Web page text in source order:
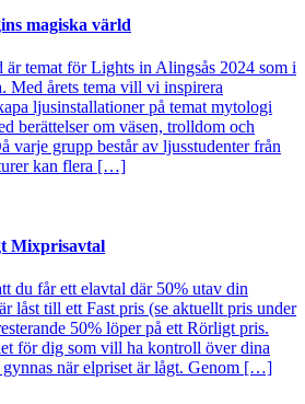
magiska värld
temat för Lights in Alingsås 2024 som i
Med årets tema vill vi inspirera
ljusinstallationer på temat mytologi
berättelser om väsen, trolldom och
varje grupp består av ljusstudenter från
kan flera […]
Mixprisavtal
du får ett elavtal där 50% utav din
låst till ett Fast pris (se aktuellt pris under
50% löper på ett Rörligt pris.
för dig som vill ha kontroll över dina
när elpriset är lågt. Genom […]